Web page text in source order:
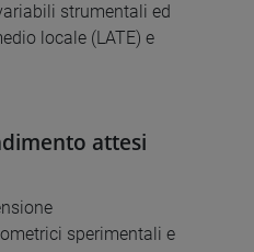
strumentali ed
locale (LATE) e
attesi
sperimentali e